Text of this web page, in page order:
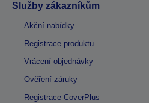
Služby zákazníkům
Akční nabídky
Registrace produktu
Vrácení objednávky
Ověření záruky
Registrace CoverPlus